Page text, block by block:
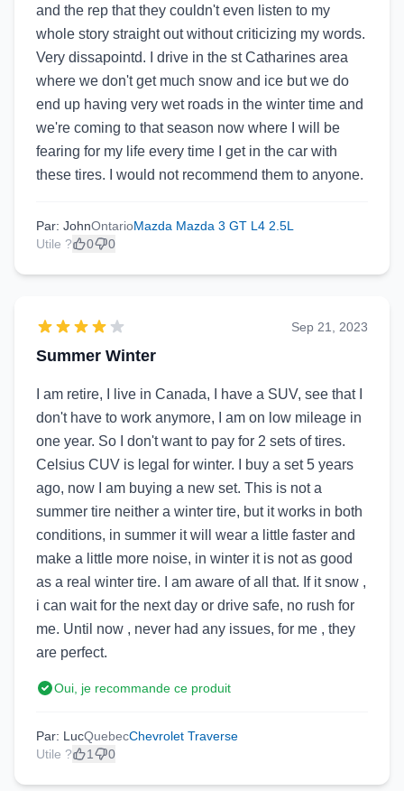
and the rep that they couldn't even listen to my
whole story straight out without criticizing my words.
Very dissapointd. I drive in the st Catharines area
where we don't get much snow and ice but we do
end up having very wet roads in the winter time and
we're coming to that season now where I will be
fearing for my life every time I get in the car with
these tires. I would not recommend them to anyone.
Par: JohnOntarioMazda Mazda 3 GT L4 2.5L
Utile ?
0 0
Summer Winter
Sep 21, 2023
I am retire, I live in Canada, I have a SUV, see that I
don't have to work anymore, I am on low mileage in
one year. So I don't want to pay for 2 sets of tires.
Celsius CUV is legal for winter. I buy a set 5 years
ago, now I am buying a new set. This is not a
summer tire neither a winter tire, but it works in both
conditions, in summer it will wear a little faster and
make a little more noise, in winter it is not as good
as a real winter tire. I am aware of all that. If it snow ,
i can wait for the next day or drive safe, no rush for
me. Until now , never had any issues, for me , they
are perfect.
Oui, je recommande ce produit
Par: LucQuebecChevrolet Traverse
Utile ?
1 0